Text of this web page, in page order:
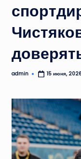
Запись
admin 15 июня,